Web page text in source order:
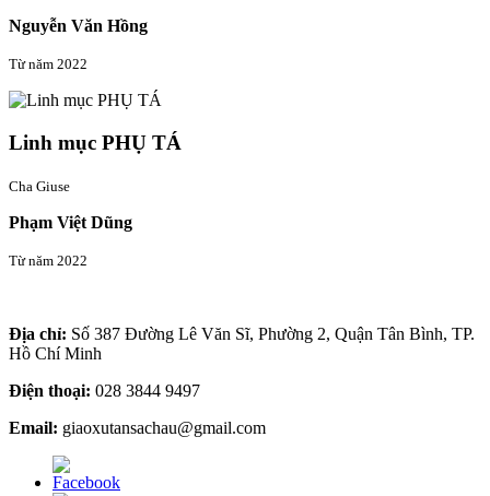
Nguyễn Văn Hồng
Từ năm 2022
Linh mục PHỤ TÁ
Cha Giuse
Phạm Việt Dũng
Từ năm 2022
Địa chỉ: Số 387 Đường Lê Văn Sĩ, Phường 2, Quận Tân Bình, TP.
Hồ Chí Minh
Điện thoại: 028 3844 9497
Email: giaoxutansachau@gmail.com